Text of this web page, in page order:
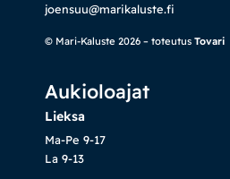
joensuu@marikaluste.fi
© Mari-Kaluste 2026 – toteutus Tovari
Aukioloajat
Lieksa
Ma-Pe 9-17
La 9-13